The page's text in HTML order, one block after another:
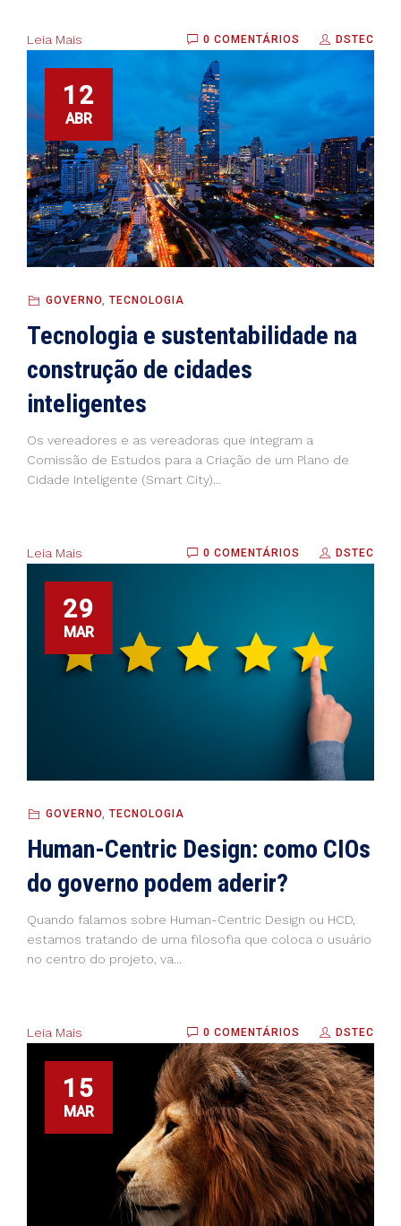
Leia Mais 0 COMENTÁRIOS DSTEC
12
ABR
GOVERNO, TECNOLOGIA
Tecnologia e sustentabilidade na
construção de cidades
inteligentes
Os vereadores e as vereadoras que integram a
Comissão de Estudos para a Criação de um Plano de
Cidade Inteligente (Smart City)...
Leia Mais 0 COMENTÁRIOS DSTEC
29
MAR
GOVERNO, TECNOLOGIA
Human-Centric Design: como CIOs
do governo podem aderir?
Quando falamos sobre Human-Centric Design ou HCD,
estamos tratando de uma filosofia que coloca o usuário
no centro do projeto, va...
Leia Mais 0 COMENTÁRIOS DSTEC
15
MAR